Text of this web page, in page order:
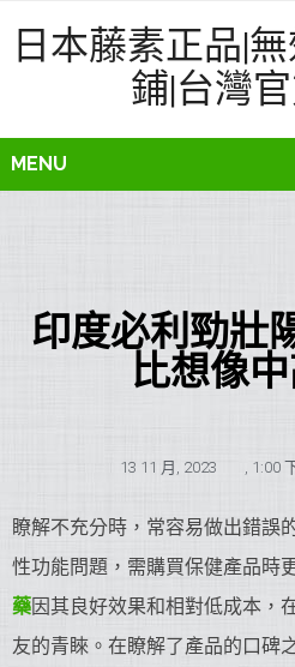
日本藤素正品|
鋪|台灣
MENU
印度必利勁壯
比想像
13 11 月, 2023 , 1:00
瞭解不充分時，常容易做出錯誤
性功能問題，需購買保健產品時
藥因其良好效果和相對低成本，
友的青睞。在瞭解了產品的口碑